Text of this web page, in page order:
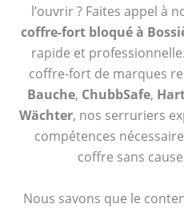
l’ouvrir ? Faites appel à
coffre-fort bloqué à
rapide et
coffre-fort de marques
Bauche, ChubbSafe,
Wächter, nos serruriers
compétences
coffre sans
Nous savons que le